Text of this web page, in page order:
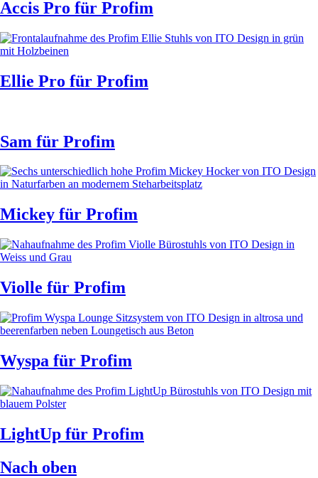
Accis Pro für Profim
Ellie Pro für Profim
Sam für Profim
Mickey für Profim
Violle für Profim
Wyspa für Profim
LightUp für Profim
Nach oben